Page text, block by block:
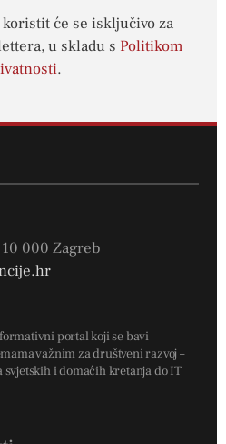
će se isključivo za
u skladu s Politikom
.
000 Zagreb
portal koji se bavi
važnim za društveni razvoj –
i domaćih kretanja do IT